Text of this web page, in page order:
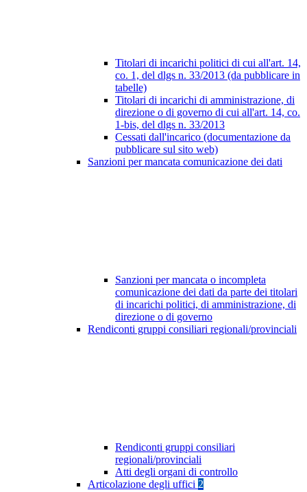
Titolari di incarichi politici di cui all'art. 14,
co. 1, del dlgs n. 33/2013 (da pubblicare in
tabelle)
Titolari di incarichi di amministrazione, di
direzione o di governo di cui all'art. 14, co.
1-bis, del dlgs n. 33/2013
Cessati dall'incarico (documentazione da
pubblicare sul sito web)
Sanzioni per mancata comunicazione dei dati
Sanzioni per mancata o incompleta
comunicazione dei dati da parte dei titolari
di incarichi politici, di amministrazione, di
direzione o di governo
Rendiconti gruppi consiliari regionali/provinciali
Rendiconti gruppi consiliari
regionali/provinciali
Atti degli organi di controllo
Articolazione degli uffici 2